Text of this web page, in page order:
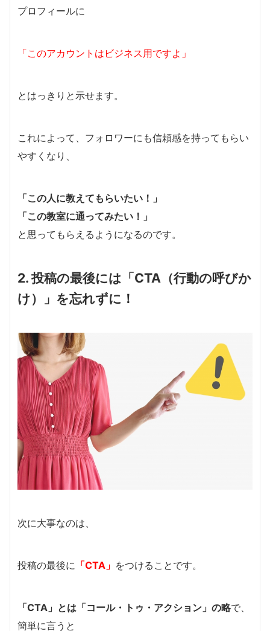
プロフィールに
「このアカウントはビジネス用ですよ」
とはっきりと示せます。
これによって、フォロワーにも信頼感を持ってもらい
やすくなり、
「この人に教えてもらいたい！」
「この教室に通ってみたい！」
と思ってもらえるようになるのです。
2. 投稿の最後には「CTA（行動の呼びか
け）」を忘れずに！
次に大事なのは、
投稿の最後に 「CTA」 をつけることです。
「CTA」とは「コール・トゥ・アクション」の略で、
簡単に言うと